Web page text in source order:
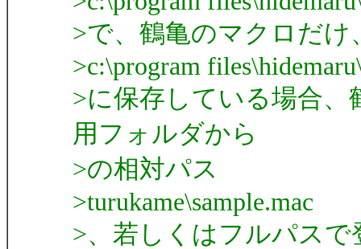
>で、鶴亀のマクロだけ
>c:\program
>に保存している場合、
用フォルダから
>の相対パス
>turukame\sample.mac
>、若しくはフルパス